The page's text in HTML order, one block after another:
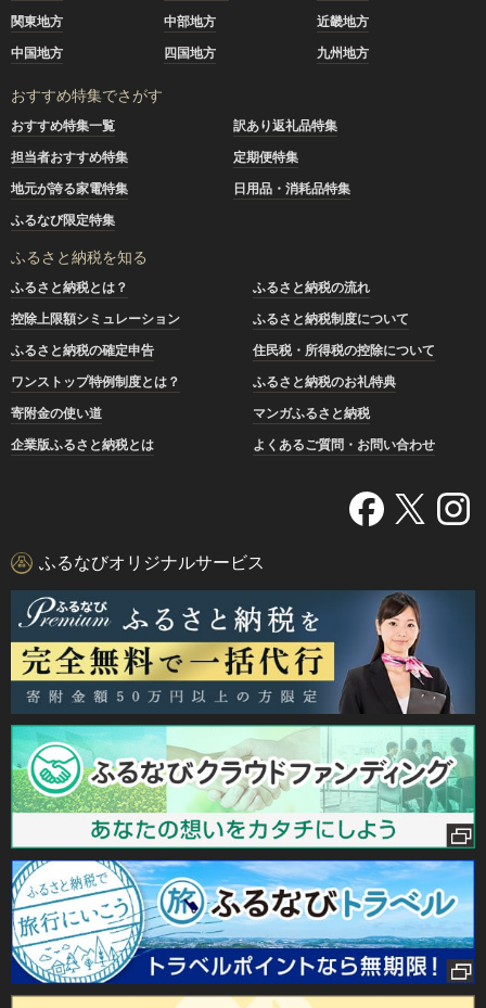
関東地方
中部地方
近畿地方
中国地方
四国地方 九州地方
おすすめ特集でさがす
おすすめ特集一覧
訳あり返礼品特集
担当者おすすめ特集
定期便特集
地元が誇る家電特集
日用品・消耗品特集
ふるなび限定特集
ふるさと納税を知る
ふるさと納税とは？
ふるさと納税の流れ
控除上限額シミュレーション
ふるさと納税制度について
ふるさと納税の確定申告
住民税・所得税の控除について
ワンストップ特例制度とは？
ふるさと納税のお礼特典
寄附金の使い道
マンガふるさと納税
企業版ふるさと納税とは
よくあるご質問・お問い合わせ
ふるなびオリジナルサービス